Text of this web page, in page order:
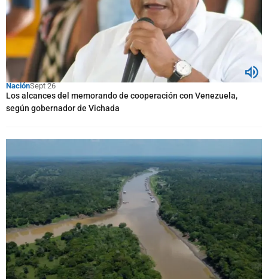
NaciónSept 26
Los alcances del memorando de cooperación con Venezuela,
según gobernador de Vichada